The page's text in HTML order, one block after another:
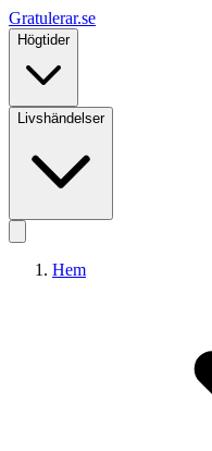
Gratulerar.se
Högtider
Livshändelser
Hem